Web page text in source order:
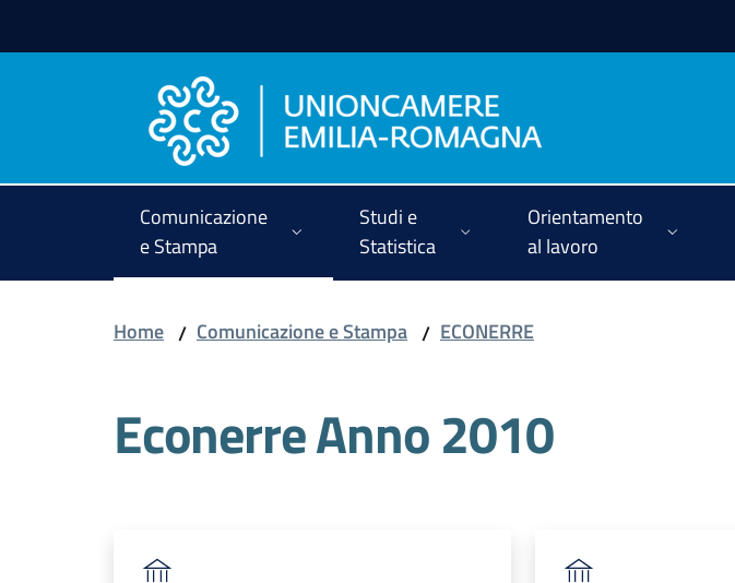
Comunicazione
e Stampa
Studi e
Statistica
Orientamento
al lavoro
Home / Comunicazione e Stampa / ECONERRE
Econerre Anno 2010